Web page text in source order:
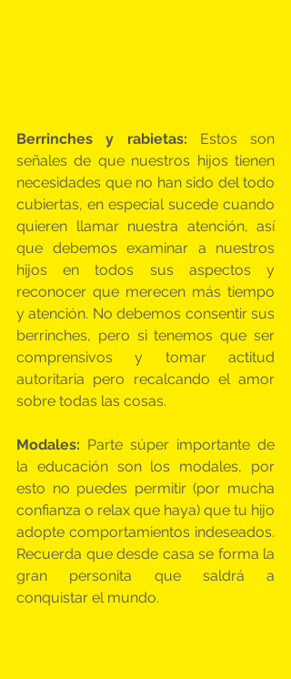
Berrinches y rabietas: Estos son
señales de que nuestros hijos tienen
necesidades que no han sido del todo
cubiertas, en especial sucede cuando
quieren llamar nuestra atención, así
que debemos examinar a nuestros
hijos en todos sus aspectos y
reconocer que merecen más tiempo
y atención. No debemos consentir sus
berrinches, pero si tenemos que ser
comprensivos y tomar actitud
autoritaria pero recalcando el amor
sobre todas las cosas.
Modales: Parte súper importante de
la educación son los modales, por
esto no puedes permitir (por mucha
confianza o relax que haya) que tu hijo
adopte comportamientos indeseados.
Recuerda que desde casa se forma la
gran personita que saldrá a
conquistar el mundo.